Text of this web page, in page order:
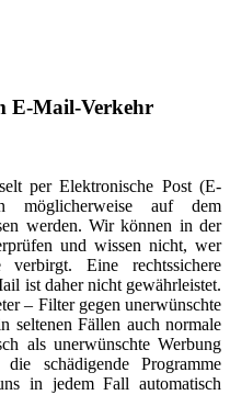
E-Mail-Verkehr
per Elektronische Post (E-
auf dem
werden. Wir können in der
und wissen nicht, wer
Eine rechtssichere
ist daher nicht gewährleistet.
– Filter gegen unerwünschte
seltenen Fällen auch normale
als unerwünschte Werbung
schädigende Programme
in jedem Fall automatisch